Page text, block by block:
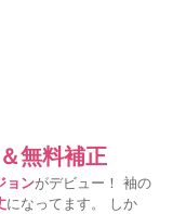
無料補正
ョンがデビュー！ 袖の
になってます。 しか